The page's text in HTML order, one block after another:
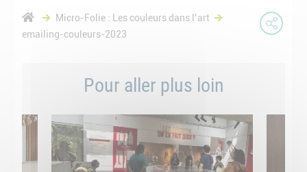
Micro-Folie : Les couleurs dans l’art
emailing-couleurs-2023
Pour aller plus loin